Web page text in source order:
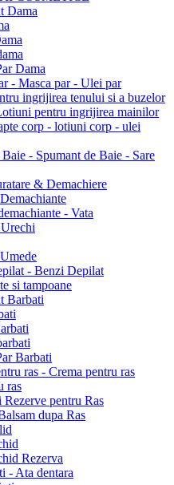
Dama
Dama
- Masca par - Ulei par
ingrijirea tenului si a buzelor
pentru ingrijirea mainilor
corp - lotiuni corp - ulei
- Spumant de Baie - Sare
& Demachiere
- Vata
- Benzi Depilat
si tampoane
Barbati
Barbati
ras - Crema pentru ras
ras
Rezerve pentru Ras
dupa Ras
Rezerva
- Ata dentara